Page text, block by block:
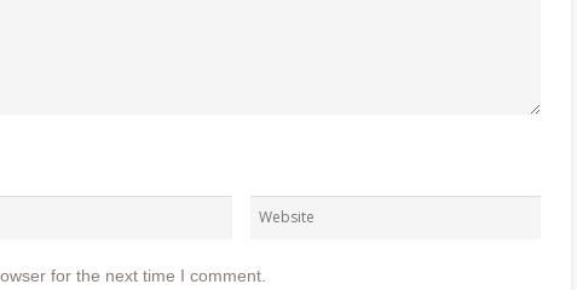
for the next time I comment.